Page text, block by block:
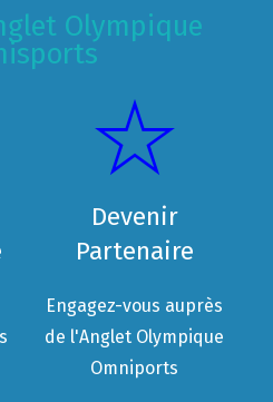
Olympique
Devenir
Partenaire
Engagez-vous auprès
de l'Anglet Olympique
Omniports